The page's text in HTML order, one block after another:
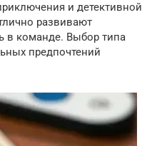
и детективной
развивают
в команде. Выбор типа
предпочтений